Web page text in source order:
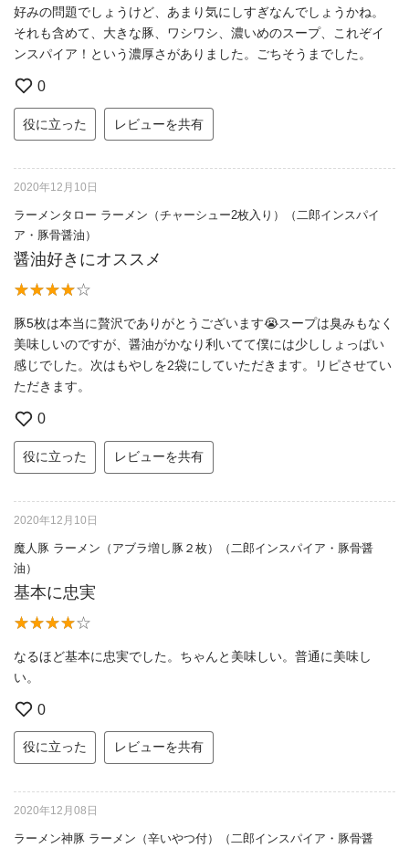
好みの問題でしょうけど、あまり気にしすぎなんでしょうかね。
それも含めて、大きな豚、ワシワシ、濃いめのスープ、これぞイ
ンスパイア！という濃厚さがありました。ごちそうまでした。
0
役に立った レビューを共有
2020年12月10日
ラーメンタロー ラーメン（チャーシュー2枚入り）（二郎インスパイ
ア・豚骨醤油）
醤油好きにオススメ
豚5枚は本当に贅沢でありがとうございます😭スープは臭みもなく
美味しいのですが、醤油がかなり利いてて僕には少ししょっぱい
感じでした。次はもやしを2袋にしていただきます。リピさせてい
ただきます。
0
役に立った レビューを共有
2020年12月10日
魔人豚 ラーメン（アブラ増し豚２枚）（二郎インスパイア・豚骨醤
油）
基本に忠実
なるほど基本に忠実でした。ちゃんと美味しい。普通に美味し
い。
0
役に立った レビューを共有
2020年12月08日
ラーメン神豚 ラーメン（辛いやつ付）（二郎インスパイア・豚骨醤